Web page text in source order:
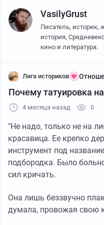
исправника по горному
Перегонца и его
Подкопив денег, Федор
семью из Сибири в
Выбрали Калугу - старый
спокойный, но, при
году Федор Егорович
семью.
В возрасте 10 лет Саша
женскую гимназию,
1914 году.
Уже на последних
актерский дар юной
Франческа Манн.
польского еврея по
сократившего свою
Новорожденной
Заметив способности
польской балерины
VasilyGrust
Писатель,
история,
кино и литература.
Лига историков
Почему татуировка
4 месяца назад 0
"Не надо, только не на
красавица. Ее крепко
инструмент под
подбородка. Было
сил кричать.
Она лишь беззвучно
думала, провожая свою